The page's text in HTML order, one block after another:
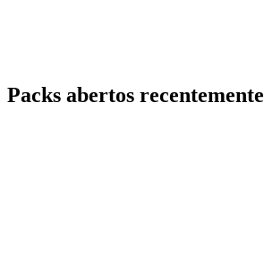
Packs abertos recentemente